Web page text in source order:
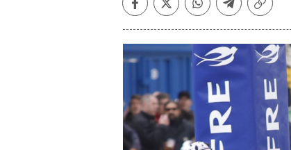
Facebook
TwitterWhatsapp
Telegram
Copiar